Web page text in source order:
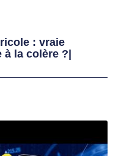
: vraie
à la colère ?|